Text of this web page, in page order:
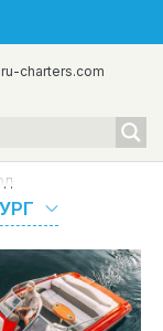
charters.com
катера в СПб